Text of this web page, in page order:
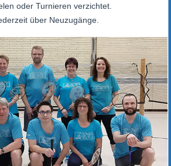
oder Turnieren verzichtet.
über Neuzugänge.